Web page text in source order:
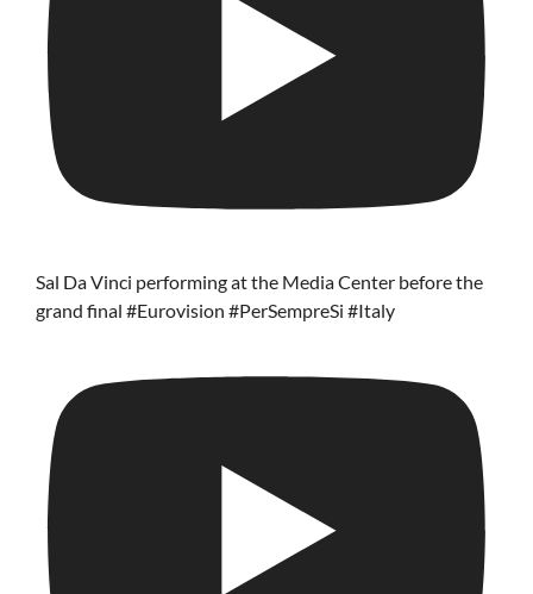
Sal Da Vinci performing at the Media Center before the
grand final #Eurovision #PerSempreSi #Italy